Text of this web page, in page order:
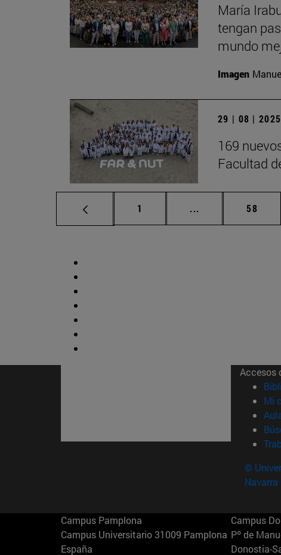
María
tengan
mundo
Imagen
29 | 08 | 2025
169
Facultad
Página
1 ... Páginas Página
58
Accesos
Mi
©
Navarra
Campus Pamplona
Campus Universitario 31009 Pamplona
España
Campus
Pº de
Donostia-